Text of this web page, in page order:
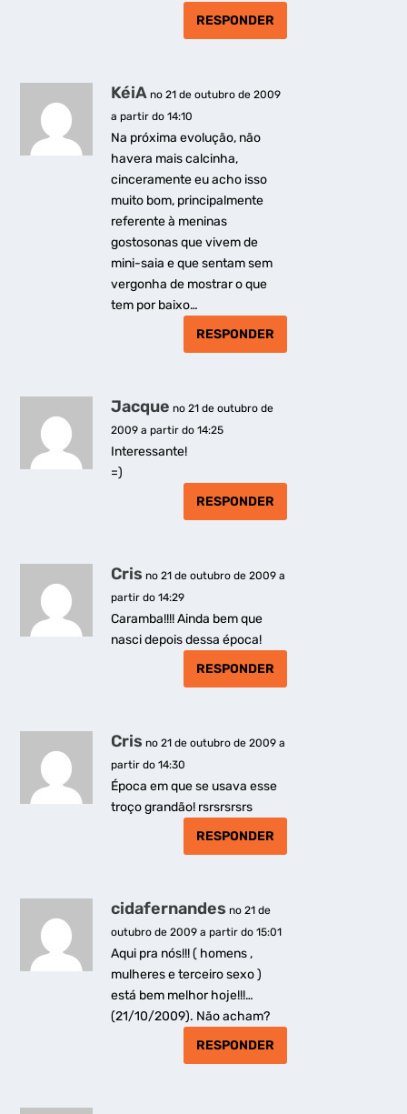
RESPONDER
KéiA no 21 de outubro de 2009
a partir do 14:10
Na próxima evolução, não
havera mais calcinha,
cinceramente eu acho isso
muito bom, principalmente
referente à meninas
gostosonas que vivem de
mini-saia e que sentam sem
vergonha de mostrar o que
tem por baixo…
RESPONDER
Jacque no 21 de outubro de
2009 a partir do 14:25
Interessante!
=)
RESPONDER
Cris no 21 de outubro de 2009 a
partir do 14:29
Caramba!!!! Ainda bem que
nasci depois dessa época!
RESPONDER
Cris no 21 de outubro de 2009 a
partir do 14:30
Época em que se usava esse
troço grandão! rsrsrsrsrs
RESPONDER
cidafernandes no 21 de
outubro de 2009 a partir do 15:01
Aqui pra nós!!! ( homens ,
mulheres e terceiro sexo )
está bem melhor hoje!!!…
(21/10/2009). Não acham?
RESPONDER